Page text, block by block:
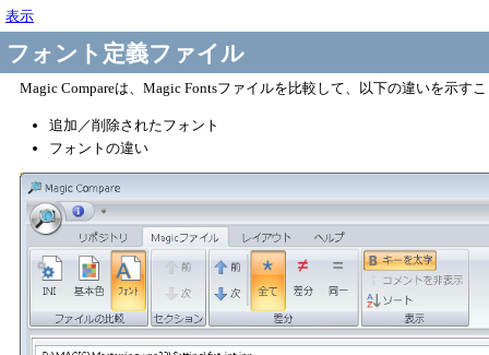
表示
フォント定義ファイル
Magic Compareは、Magic Fontsファイルを比較して、以下の違いを示す
追加／削除されたフォント
フォントの違い